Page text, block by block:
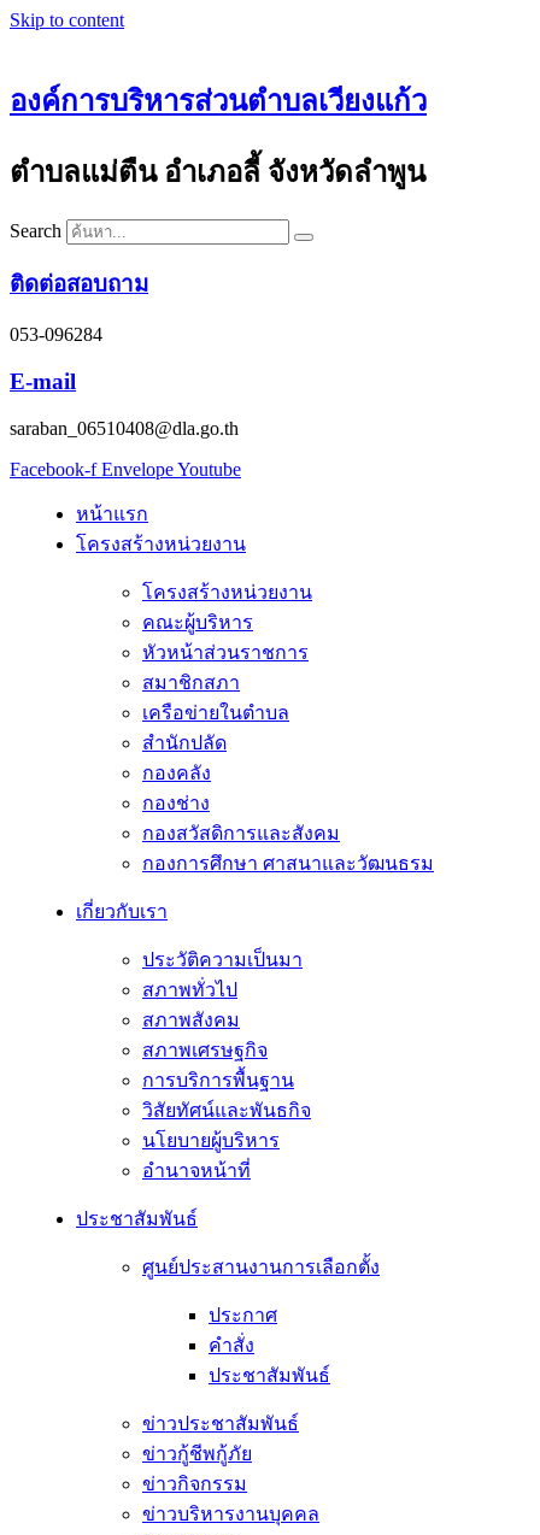
Skip to content
องค์การบริหารส่วนตำบลเวียงแก้ว
ตำบลแม่ตืน อำเภอลี้ จังหวัดลำพูน
Search
ติดต่อสอบถาม
053-096284
E-mail
saraban_06510408@dla.go.th
Facebook-f EnvelopeYoutube
หน้าแรก
โครงสร้างหน่วยงาน
โครงสร้างหน่วยงาน
คณะผู้บริหาร
หัวหน้าส่วนราชการ
สมาชิกสภา
เครือข่ายในตำบล
สำนักปลัด
กองคลัง
กองช่าง
กองสวัสดิการและสังคม
กองการศึกษา ศาสนาและวัฒนธรม
เกี่ยวกับเรา
ประวัติความเป็นมา
สภาพทั่วไป
สภาพสังคม
สภาพเศรษฐกิจ
การบริการพื้นฐาน
วิสัยทัศน์และพันธกิจ
นโยบายผู้บริหาร
อํานาจหน้าที่
ประชาสัมพันธ์
ศูนย์ประสานงานการเลือกตั้ง
ประกาศ
คำสั่ง
ประชาสัมพันธ์
ข่าวประชาสัมพันธ์
ข่าวกู้ชีพกู้ภัย
ข่าวกิจกรรม
ข่าวบริหารงานบุคคล